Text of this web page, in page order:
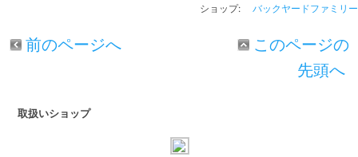
ショップ: バックヤードファミリー
前のページへ
このページの
先頭へ
取扱いショップ